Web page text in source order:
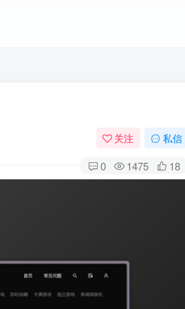
关注 私信
0 1475 18